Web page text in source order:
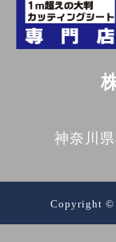
神奈川
Copyright ©